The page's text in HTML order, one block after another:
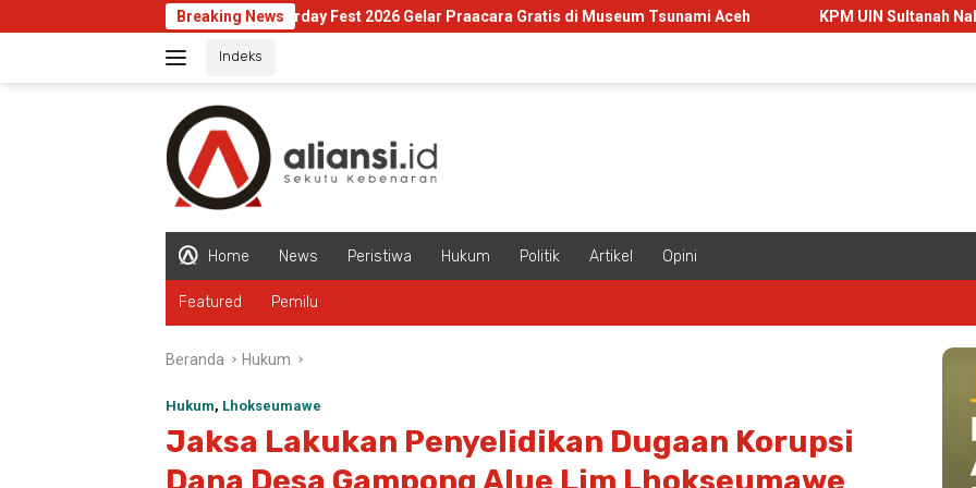
ke
Breaking News
Sangerday Fest 2026 Gelar Praacara Gratis di Museum Tsunami Aceh KPM UIN Sultanah Nahrasiyah Sulap
Indeks
Home News Peristiwa Hukum Politik Artikel Opini
Featured Pemilu
Beranda Hukum
Hukum, Lhokseumawe
Jaksa Lakukan Penyelidikan Dugaan Korupsi